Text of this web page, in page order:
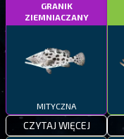
GRANIK
ZIEMNIACZANY
MITYCZNA
CZYTAJ WIĘCEJ